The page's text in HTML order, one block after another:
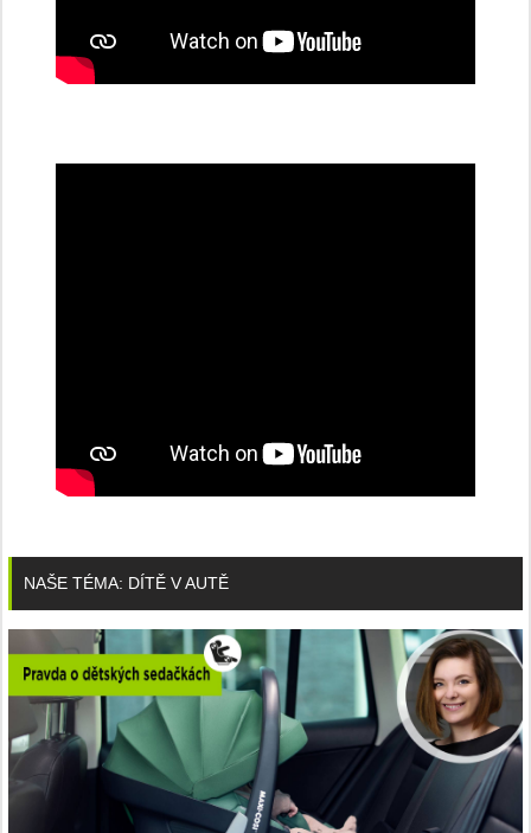
NAŠE TÉMA: DÍTĚ V AUTĚ